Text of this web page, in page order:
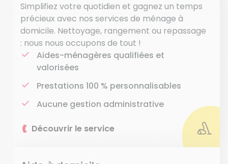
Simplifiez votre quotidien et gagnez un temps
précieux avec nos services de ménage à
domicile. Nettoyage, rangement ou repassage
: nous nous occupons de tout !
Aides-ménagères qualifiées et
valorisées
Prestations 100 % personnalisables
Aucune gestion administrative
Découvrir le service